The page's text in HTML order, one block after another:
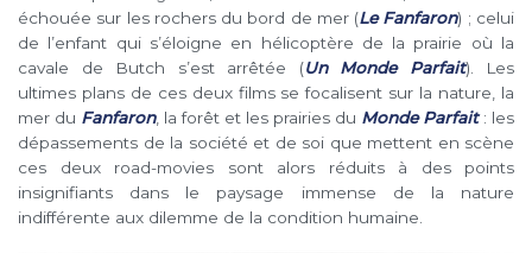
échouée sur les rochers du bord de mer (Le Fanfaron) ; celui
de l’enfant qui s’éloigne en hélicoptère de la prairie où la
cavale de Butch s’est arrêtée (Un Monde Parfait). Les
ultimes plans de ces deux films se focalisent sur la nature, la
mer du Fanfaron, la forêt et les prairies du Monde Parfait: les
dépassements de la société et de soi que mettent en scène
ces deux road-movies sont alors réduits à des points
insignifiants dans le paysage immense de la nature
indifférente aux dilemme de la condition humaine.